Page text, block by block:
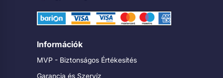
Információk
MVP - Biztonságos Értékesítés
Garancia és Szervíz